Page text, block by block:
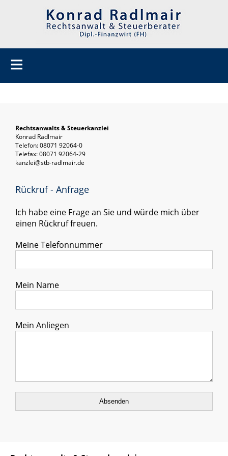
Rechtsanwalts & Steuerkanzlei
Konrad Radlmair
Telefon: 08071 92064-0
Telefax: 08071 92064-29
kanzlei@stb-radlmair.de
Rückruf - Anfrage
Ich habe eine Frage an Sie und würde mich über
einen Rückruf freuen.
Meine Telefonnummer
Mein Name
Mein Anliegen